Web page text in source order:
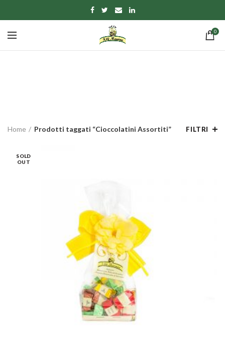
0
Home Prodotti taggati “Cioccolatini Assortiti” FILTRI
SOLD
OUT